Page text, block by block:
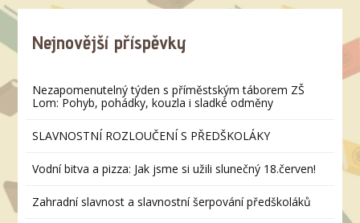
Nejnovější příspěvky
Nezapomenutelný týden s příměstským táborem ZŠ
Lom: Pohyb, pohádky, kouzla i sladké odměny
SLAVNOSTNÍ ROZLOUČENÍ S PŘEDŠKOLÁKY
Vodní bitva a pizza: Jak jsme si užili slunečný 18.červen!
Zahradní slavnost a slavnostní šerpování předškoláků